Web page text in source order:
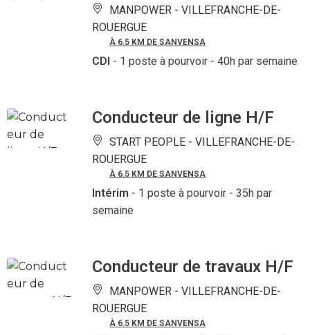
MANPOWER - VILLEFRANCHE-DE-
ROUERGUE
À 6.5 KM DE SANVENSA
CDI - 1 poste à pourvoir - 40h par semaine
Conducteur de ligne H/F
START PEOPLE - VILLEFRANCHE-DE-
ROUERGUE
À 6.5 KM DE SANVENSA
Intérim - 1 poste à pourvoir - 35h par
semaine
Conducteur de travaux H/F
MANPOWER - VILLEFRANCHE-DE-
ROUERGUE
À 6.5 KM DE SANVENSA